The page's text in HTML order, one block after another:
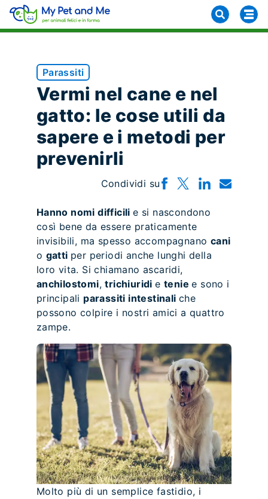
Parassiti
Vermi nel cane e nel
gatto: le cose utili da
sapere e i metodi per
prevenirli
Condividi su
Hanno nomi difficilie si nascondono
così bene da essere praticamente
invisibili, ma spesso accompagnano cani
o gatti per periodi anche lunghi della
loro vita. Si chiamano ascaridi,
anchilostomi,trichiuridie teniee sono i
principali parassiti intestinali che
possono colpire i nostri amici a quattro
zampe.
Molto più di un semplice fastidio, i